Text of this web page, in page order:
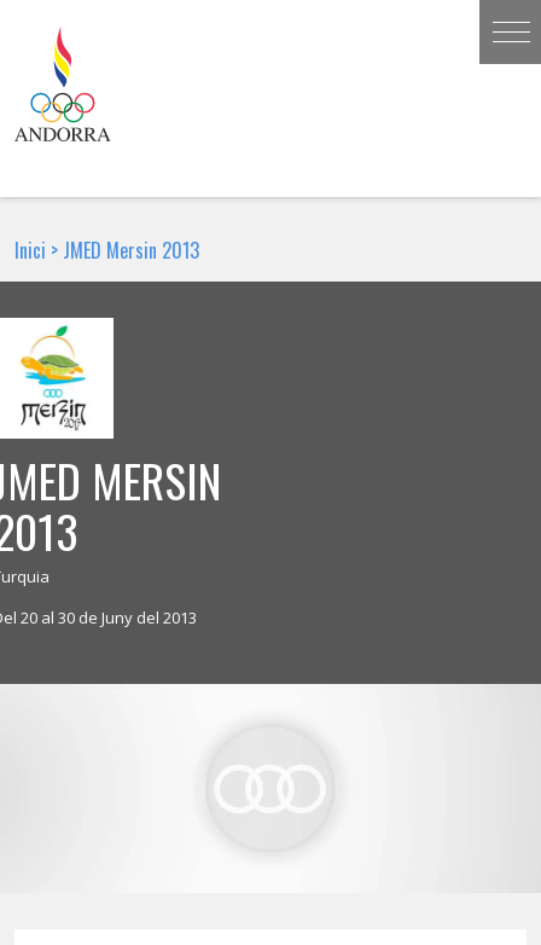
Inici > JMED Mersin 2013
MERSIN
20 al 30 de Juny del 2013